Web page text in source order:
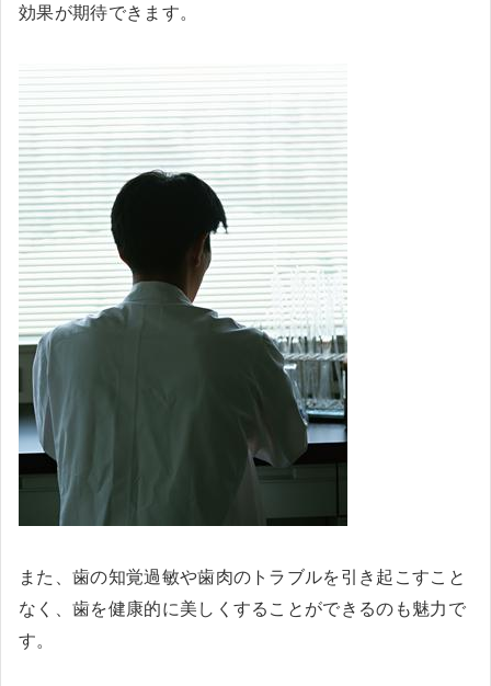
効果が期待できます。
また、歯の知覚過敏や歯肉のトラブルを引き起こすこと
なく、歯を健康的に美しくすることができるのも魅力で
す。